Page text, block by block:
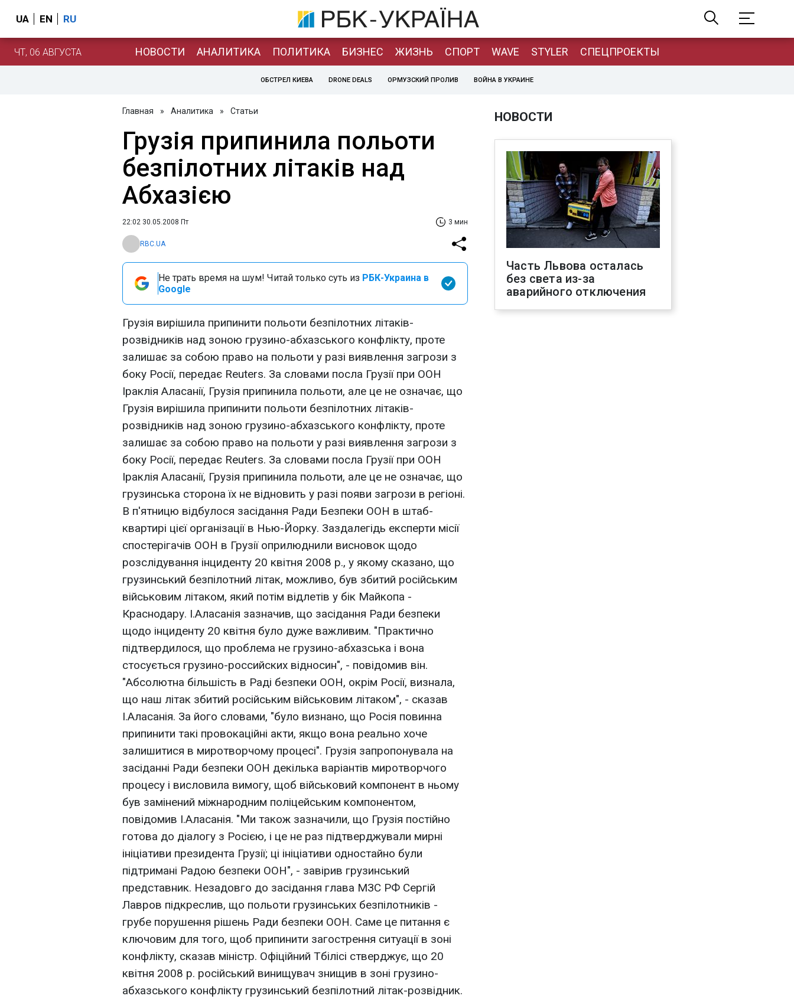
UA EN RU
ЧТ, 06 АВГУСТА НОВОСТИ АНАЛИТИКА ПОЛИТИКА БИЗНЕС ЖИЗНЬ СПОРТ WAVE STYLER СПЕЦПРОЕКТЫ
ОБСТРЕЛ КИЕВА DRONE DEALS ОРМУЗСКИЙ ПРОЛИВ ВОЙНА В УКРАИНЕ
Главная » Аналитика » Статьи
Грузія припинила польоти
безпілотних літаків над
Абхазією
22:02 30.05.2008 Пт 3 мин
RBC.UA
Не трать время на шум! Читай только суть из РБК-Украина в
Google
Грузія вирішила припинити польоти безпілотних літаків-
розвідників над зоною грузино-абхазського конфлікту, проте
залишає за собою право на польоти у разі виявлення загрози з
боку Росії, передає Reuters. За словами посла Грузії при ООН
Іраклія Аласанії, Грузія припинила польоти, але це не означає, що
Грузія вирішила припинити польоти безпілотних літаків-
розвідників над зоною грузино-абхазського конфлікту, проте
залишає за собою право на польоти у разі виявлення загрози з
боку Росії, передає Reuters. За словами посла Грузії при ООН
Іраклія Аласанії, Грузія припинила польоти, але це не означає, що
грузинська сторона їх не відновить у разі появи загрози в регіоні.
В п'ятницю відбулося засідання Ради Безпеки ООН в штаб-
квартирі цієї організації в Нью-Йорку. Заздалегідь експерти місії
спостерігачів ООН в Грузії оприлюднили висновок щодо
розслідування інциденту 20 квітня 2008 р., у якому сказано, що
грузинський безпілотний літак, можливо, був збитий російським
військовим літаком, який потім відлетів у бік Майкопа -
Краснодару. І.Аласанія зазначив, що засідання Ради безпеки
щодо інциденту 20 квітня було дуже важливим. "Практично
підтвердилося, що проблема не грузино-абхазська і вона
стосується грузино-российских відносин", - повідомив він.
"Абсолютна більшість в Раді безпеки ООН, окрім Росії, визнала,
що наш літак збитий російським військовим літаком", - сказав
І.Аласанія. За його словами, "було визнано, що Росія повинна
припинити такі провокаційні акти, якщо вона реально хоче
залишитися в миротворчому процесі". Грузія запропонувала на
засіданні Ради безпеки ООН декілька варіантів миротворчого
процесу і висловила вимогу, щоб військовий компонент в ньому
був замінений міжнародним поліцейським компонентом,
повідомив І.Аласанія. "Ми також зазначили, що Грузія постійно
готова до діалогу з Росією, і це не раз підтверджували мирні
ініціативи президента Грузії; ці ініціативи одностайно були
підтримані Радою безпеки ООН", - завірив грузинський
представник. Незадовго до засідання глава МЗС РФ Сергій
Лавров підкреслив, що польоти грузинських безпілотників -
грубе порушення рішень Ради безпеки ООН. Саме це питання є
ключовим для того, щоб припинити загострення ситуації в зоні
конфлікту, сказав міністр. Офіційний Тбілісі стверджує, що 20
квітня 2008 р. російський винищувач знищив в зоні грузино-
абхазського конфлікту грузинський безпілотний літак-розвідник.
НОВОСТИ
Часть Львова осталась
без света из-за
аварийного отключения